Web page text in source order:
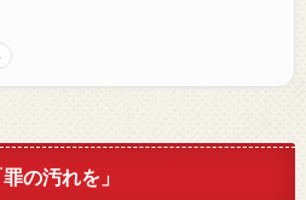
の汚れを」